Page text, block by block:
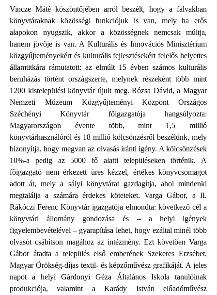
Vincze Máté köszöntőjében arról beszélt, hogy a falvakban
könyvtáraknak közösségi funkciójuk is van, mely ha erős
alapokon nyugszik, akkor a közösségnek nemcsak múltja,
hanem jövője is van. A Kulturális és Innovációs Minisztérium
közgyűjteményekért és kulturális fejlesztésekért felelős helyettes
államtitkára rámutatott: az elmúlt 15 évben számos kulturális
beruházás történt országszerte, melynek részeként több mint
1200 kistelepülési könyvtár újult meg. Rózsa Dávid, a Magyar
Nemzeti Múzeum Közgyűjteményi Központ Országos
Széchényi Könyvtár főigazgatója hangsúlyozta:
Magyarországon évente több, mint 1,5 millió
könyvtárhasználóról és 18 millió kölcsönzésről beszélünk, mely
bizonyítja, hogy megvan az olvasás iránti igény. A kölcsönzések
10%-a pedig az 5000 fő alatti településeken történik. A
főigazgató nem érkezett üres kézzel, értékes könyvcsomagot
adott át, mely a sályi könyvtárat gazdagítja, ahol mindenki
megtalálja a számára érdekes köteteket. Varga Gábor, a II.
Rákóczi Ferenc Könyvtár igazgatója elmondta: következő cél a
könyvtári állomány gondozása és – a helyi igények
figyelembevételével – gyarapítása lehet, hogy ezáltal minél több
olvasót csábítson magához az intézmény. Ezt követően Varga
Gábor átadta a település első emberének Szekeres Erzsébet,
Magyar Örökség-díjas textil- és képzőművész grafikáját. A jeles
napot a helyi Gárdonyi Géza Általános Iskola tanulóinak
produkciója, valamint a Karády István előadóművész